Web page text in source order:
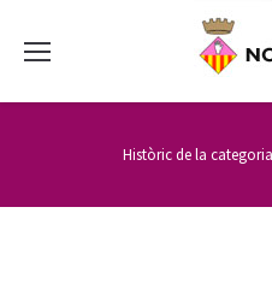
Històric de la categoria